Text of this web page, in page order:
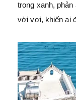
trong xanh,
vời vợi, khiến ai